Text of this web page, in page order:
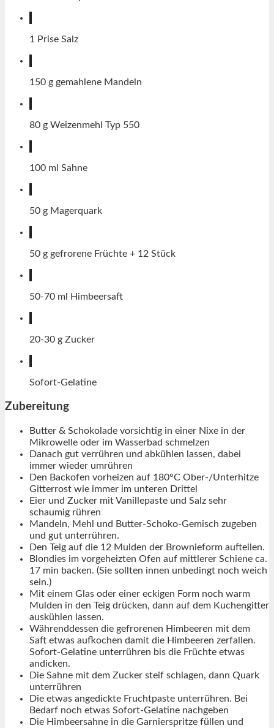
1 Prise Salz
150 g gemahlene Mandeln
80 g Weizenmehl Typ 550
100 ml Sahne
50 g Magerquark
50 g gefrorene Früchte + 12 Stück
50-70 ml Himbeersaft
20-30 g Zucker
Sofort-Gelatine
Zubereitung
Butter & Schokolade vorsichtig in einer Nixe in der
Mikrowelle oder im Wasserbad schmelzen
Danach gut verrühren und abkühlen lassen, dabei
immer wieder umrühren
Den Backofen vorheizen auf 180°C Ober-/Unterhitze
Gitterrost wie immer im unteren Drittel
Eier und Zucker mit Vanillepaste und Salz sehr
schaumig rühren
Mandeln, Mehl und Butter-Schoko-Gemisch zugeben
und gut unterrühren.
Den Teig auf die 12 Mulden der Brownieform aufteilen.
Blondies im vorgeheizten Ofen auf mittlerer Schiene ca.
17 min backen. (Sie sollten innen unbedingt noch weich
sein.)
Mit einem Glas oder einer eckigen Form noch warm
Mulden in den Teig drücken, dann auf dem Kuchengitter
auskühlen lassen.
Währenddessen die gefrorenen Himbeeren mit dem
Saft etwas aufkochen damit die Himbeeren zerfallen.
Sofort-Gelatine unterrühren bis die Früchte etwas
andicken.
Die Sahne mit dem Zucker steif schlagen, dann Quark
unterrühren
Die etwas angedickte Fruchtpaste unterrühren. Bei
Bedarf noch etwas Sofort-Gelatine nachgeben
Die Himbeersahne in die Garnierspritze füllen und